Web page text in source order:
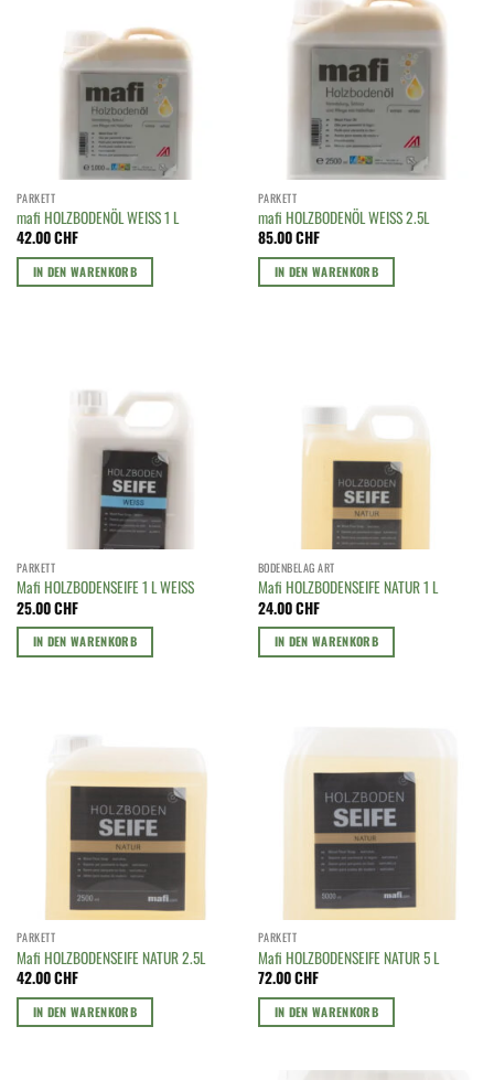
PARKETT
mafi HOLZBODENÖL WEISS 1 L
42.00CHF
IN DEN WARENKORB
PARKETT
mafi HOLZBODENÖL WEISS 2.5L
85.00CHF
IN DEN WARENKORB
PARKETT
Mafi HOLZBODENSEIFE 1 L WEISS
25.00CHF
IN DEN WARENKORB
BODENBELAG ART
Mafi HOLZBODENSEIFE NATUR 1 L
24.00CHF
IN DEN WARENKORB
PARKETT
Mafi HOLZBODENSEIFE NATUR 2.5L
42.00CHF
IN DEN WARENKORB
PARKETT
Mafi HOLZBODENSEIFE NATUR 5 L
72.00CHF
IN DEN WARENKORB